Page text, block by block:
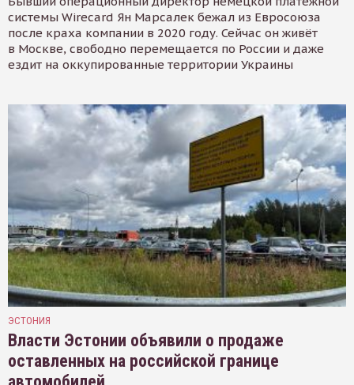
системы Wirecard Ян Марсалек бежал из Евросоюза
после краха компании в 2020 году. Сейчас он живёт
в Москве, свободно перемещается по России и даже
ездит на оккупированные территории Украины
ЭСТОНИЯ
Власти Эстонии объявили о продаже
оставленных на российской границе